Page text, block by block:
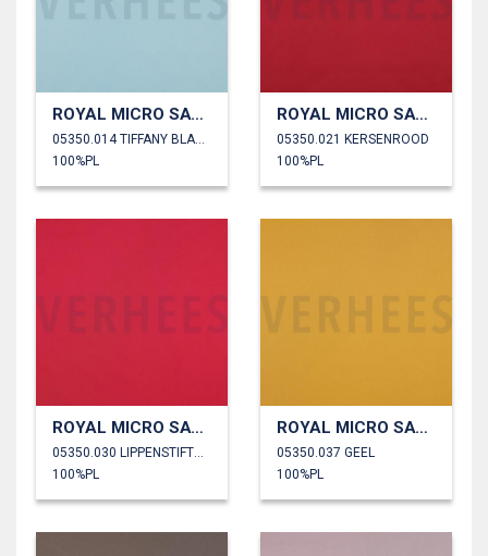
ROYAL MICRO SATIJN
05350.014 TIFFANY BLAUW
100%PL
ROYAL MICRO SATIJN
05350.021 KERSENROOD
100%PL
ROYAL MICRO SATIJN
05350.030 LIPPENSTIFTROOD
100%PL
ROYAL MICRO SATIJN
05350.037 GEEL
100%PL